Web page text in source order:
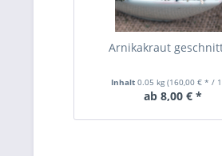
Arnikakraut
Inhalt0.05 kg(160,00 € * /
ab 8,00 € *